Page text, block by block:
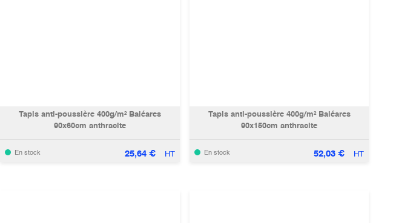
Tapis anti-poussière 400g/m² Baléares
90x60cm anthracite
En stock 25,64€ HT
Tapis anti-poussière 400g/m² Baléares
90x150cm anthracite
En stock 52,03 € HT